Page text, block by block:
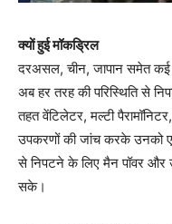
क्यों हुई मॉकड्रिल
दरअसल, चीन, जापान समेत कई
अब हर तरह की परिस्थिति से
तहत वेंटिलेटर, मल्टी
उपकरणों की जांच करके उनको
से निपटने के लिए मैन पॉवर
सके।